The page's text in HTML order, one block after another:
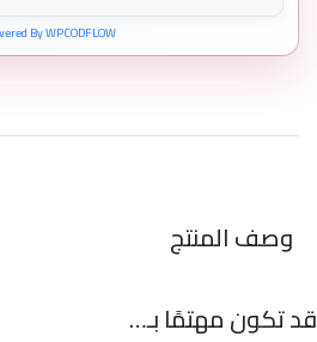
By WPCODFLOW
وصف المنتج
قد تكون مهتمًا بـ…